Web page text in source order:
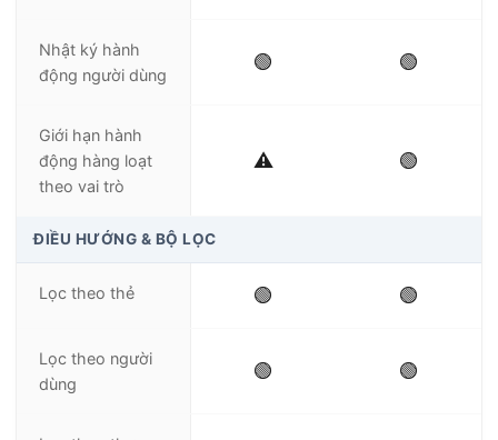
Nhật ký hành
động người dùng
🟢 🟢
Giới hạn hành
động hàng loạt
theo vai trò
⚠️ 🟢
ĐIỀU HƯỚNG & BỘ LỌC
Lọc theo thẻ 🟢 🟢
Lọc theo người
dùng
🟢 🟢